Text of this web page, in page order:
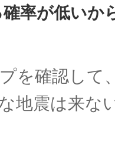
率が低いか
を確認して
地震は来な